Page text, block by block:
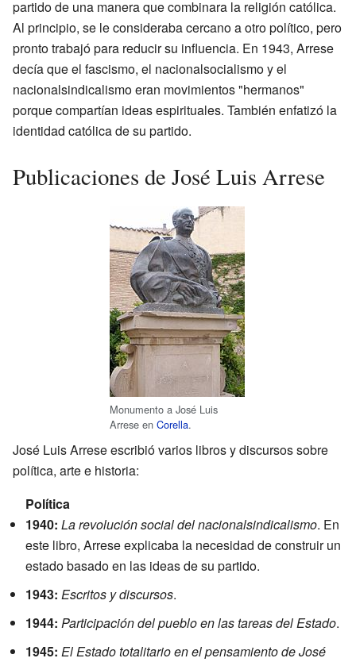
partido de una manera que combinara la religión católica.
Al principio, se le consideraba cercano a otro político, pero
pronto trabajó para reducir su influencia. En 1943, Arrese
decía que el fascismo, el nacionalsocialismo y el
nacionalsindicalismo eran movimientos "hermanos"
porque compartían ideas espirituales. También enfatizó la
identidad católica de su partido.
Publicaciones de José Luis Arrese
Monumento a José Luis
Arrese en Corella.
José Luis Arrese escribió varios libros y discursos sobre
política, arte e historia:
Política
1940: La revolución social del nacionalsindicalismo. En
este libro, Arrese explicaba la necesidad de construir un
estado basado en las ideas de su partido.
1943: Escritos y discursos.
1944: Participación del pueblo en las tareas del Estado.
1945: El Estado totalitario en el pensamiento de José